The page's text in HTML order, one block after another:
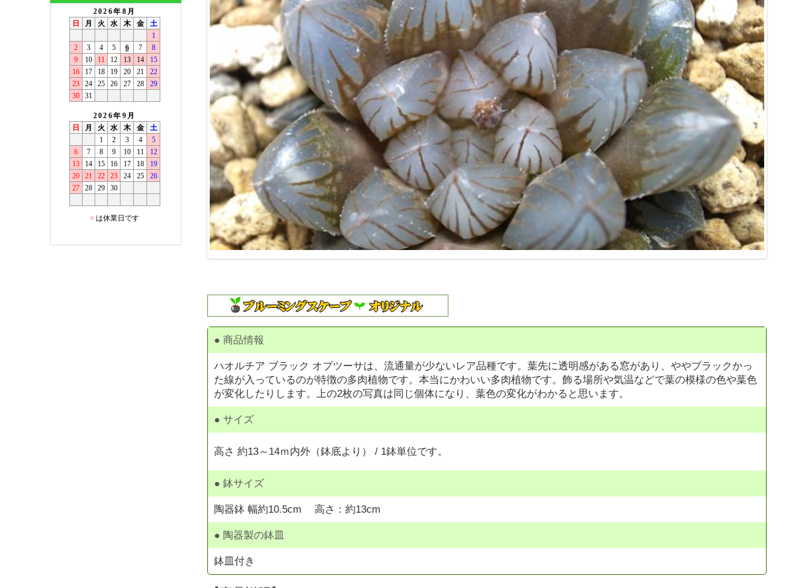
● 商品情報
ハオルチア ブラック オブツーサは、流通量が少ないレア品種です。葉先に透明感がある窓があり、ややブラックかっ
た線が入っているのが特徴の多肉植物です。本当にかわいい多肉植物です。飾る場所や気温などで葉の模様の色や葉色
が変化したりします。上の2枚の写真は同じ個体になり、葉色の変化がわかると思います。
● サイズ
高さ 約13～14ｍ内外（鉢底より） / 1鉢単位です。
● 鉢サイズ
陶器鉢 幅約10.5cm 高さ：約13cm
● 陶器製の鉢皿
鉢皿付き